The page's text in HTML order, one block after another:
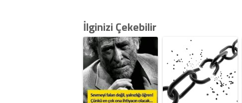
İlginizi Çekebilir